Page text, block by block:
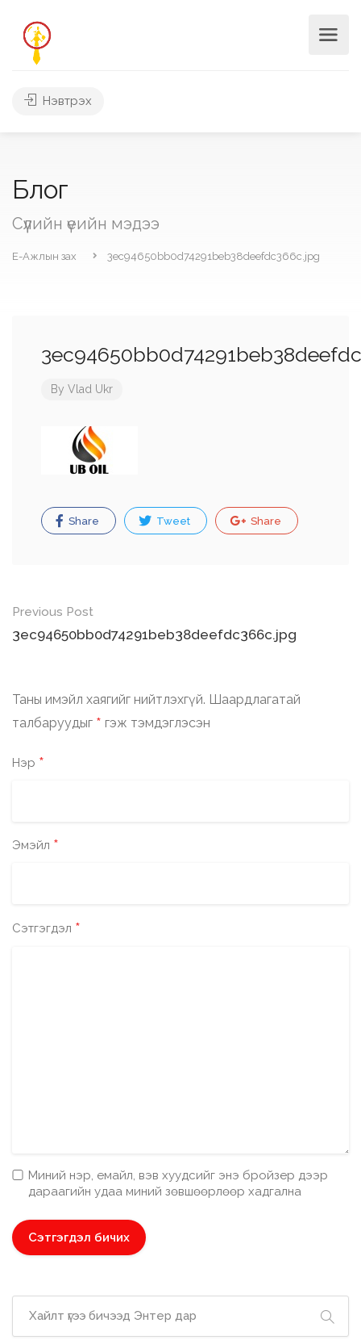
Нэвтрэх
Блог
Сүүлийн үеийн мэдээ
Е-Ажлын зах 3ec94650bb0d74291beb38deefdc366c.jpg
By Vlad Ukr
Share Tweet Share
Post
navigation
Previous Post
3ec94650bb0d74291beb38deefdc366c.jpg
Таны имэйл хаягийг нийтлэхгүй. Шаардлагатай
талбаруудыг * гэж тэмдэглэсэн
Нэр *
Эмэйл *
Сэтгэгдэл *
Миний нэр, емайл, вэв хуудсийг энэ бройзер дээр
дараагийн удаа миний зөвшөөрлөөр хадгална